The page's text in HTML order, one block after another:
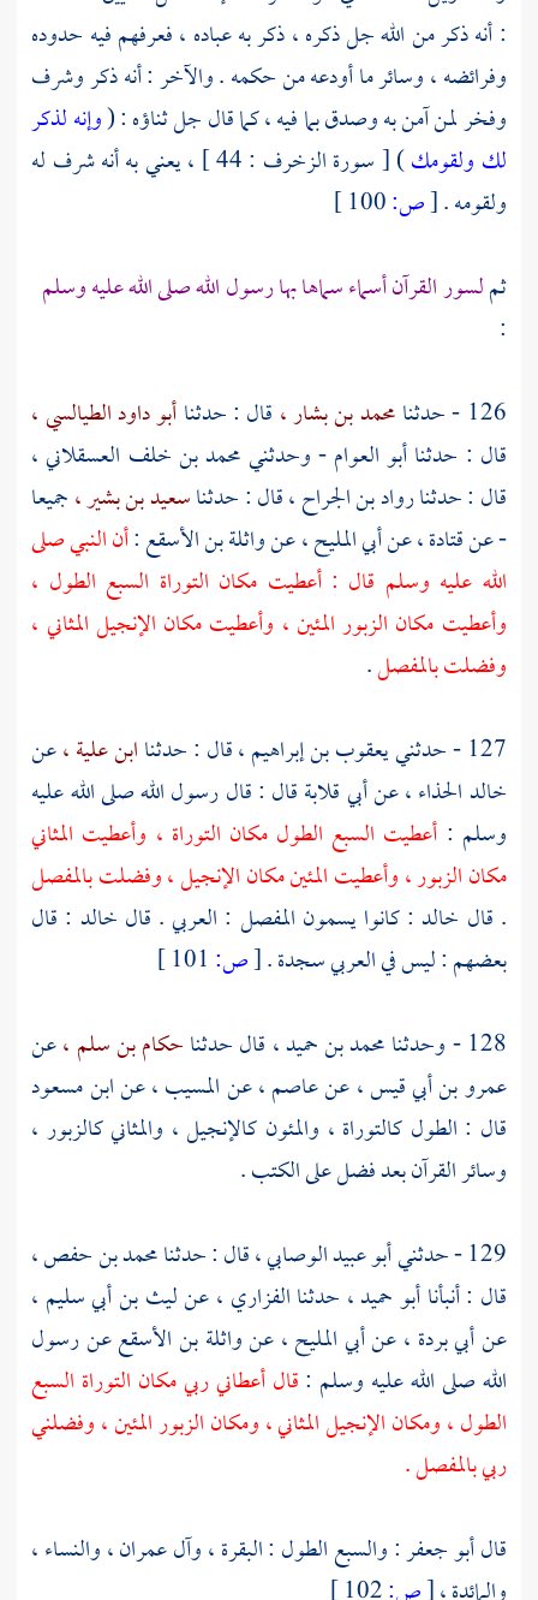
: أنه ذكر من الله جل ذكره ، ذكر به عباده ، فعرفهم فيه حدوده
وفرائضه ، وسائر ما أودعه من حكمه . والآخر : أنه ذكر وشرف
وفخر لمن آمن به وصدق بما فيه ، كما قال جل ثناؤه : (وإنه لذكر
لك ولقومك
) [ سورة الزخرف : 44 ] ، يعني به أنه شرف له
ولقومه .[ص:
ثملسور القرآن أسماء سماها بها رسول الله صلى الله عليه وسلم
:
126 - حدثنا
محمد بن بشار ، قال : حدثناأبو داود الطيالسي ،
قال : حدثناأبو العوام- وحدثنيمحمد بن خلف العسقلاني ،
قال : حدثنارواد بن الجراح ،قال : حدثناسعيد بن بشير ،جميعا
- عنقتادة ،عنأبي المليح ،عنواثلة بن الأسقع:أن النبي صلى
الله عليه وسلم قال : أعطيت مكان التوراة السبع الطول ،
وأعطيت مكان الزبور المئين ، وأعطيت مكان الإنجيل المثاني ،
وفضلت بالمفصل.
127 - حدثني
يعقوب بن إبراهيم ،قال : حدثناابن علية ،عن
خالد الحذاء ،عنأبي قلابةقال : قال رسول الله صلى الله عليه
وسلم : أعطيت السبع الطول مكان التوراة ، وأعطيت المثاني
مكان الزبور ، وأعطيت المئين مكان الإنجيل ، وفضلت بالمفصل
. قال خالد : كانوا يسمون المفصل : العربي . قال خالد : قال
بعضهم : ليس في العربي سجدة .[ص:
128 - وحدثنا
محمد بن حميد ، قال حدثناحكام بن سلم ،عن
عمرو بن أبي قيس ،عنعاصم ،عنالمسيب ،عنابن مسعود
قال : الطول كالتوراة ، والمئون كالإنجيل ، والمثاني كالزبور ،
وسائر القرآن بعد فضل على الكتب .
129 - حدثني
أبو عبيد الوصابي ،قال : حدثنامحمد بن حفص ،
قال : أنبأناأبو حميد ، حدثناالفزاري ،عنليث بن أبي سليم ،
عنأبي بردة ،عنأبي المليح ،عنواثلة بن الأسقععن رسول
الله صلى الله عليه وسلم :قال أعطاني ربي مكان التوراة السبع
الطول ، ومكان الإنجيل المثاني ، ومكان الزبور المئين ، وفضلني
ربي بالمفصل .
قالأبو جعفر: والسبع الطول : البقرة ، وآل عمران ، والنساء ،